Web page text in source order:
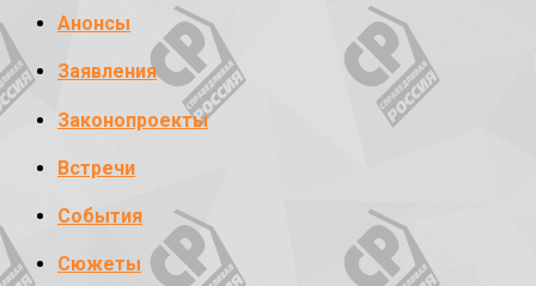
Анонсы
Заявления
Законопроекты
Встречи
События
Сюжеты